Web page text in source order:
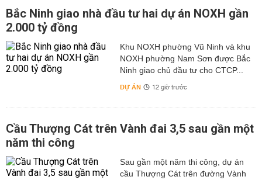
dần dần đưa hoạt động vận tải vào nền nếp, giảm thiểu
tai nạn giao thông và tạo điều kiện cho nhân dân đi lại.
- Xây dựng một số cảng lớn có công suất 500.000
tấn/năm và các cảng đường thủy nội địa do tỉnh quản lý;
nâng cấp tuyến đường sông Hà Nội - Việt Trì lên cấp II,
nâng cấp các tuyến đường vào cảng kết hợp với nâng
cấp các tuyến đê (đảm bảo an toàn đê và khai thác hiệu
quả vận tải trên đê).
Bản đồ quy hoạch sử dụng đất tỉnh Vĩnh Phúc
Quy hoạch sử dụng đất tỉnh Vĩnh Phúc được thể hiện
trong bản đồ quy hoạch sử dụng đất đến năm 2030, tầm
nhìn đến năm 2050.
Bắc Ninh giao nhà đầu tư hai dự án NOXH gần
2.000 tỷ đồng
Khu NOXH phường Vũ Ninh và khu
NOXH phường Nam Sơn được Bắc
Ninh giao chủ đầu tư cho CTCP...
DỰ ÁN 12 giờ trước
Cầu Thượng Cát trên Vành đai 3,5 sau gần một
năm thi công
Sau gần một năm thi công, dự án
cầu Thượng Cát trên đường Vành